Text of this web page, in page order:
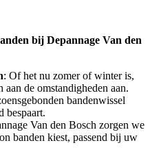
bij Depannage Van den
: Of het nu zomer of winter is,
aan de omstandigheden aan.
bandenwissel
bespaart.
Van den Bosch zorgen we
banden kiest, passend bij uw